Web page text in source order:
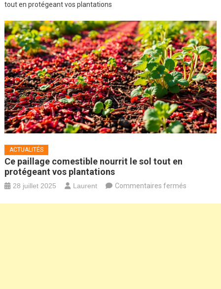
tout en protégeant vos plantations
ACTUALITÉS
Ce paillage comestible nourrit le sol tout en
protégeant vos plantations
28 juillet 2025 Laurent Commentaires ferméssur